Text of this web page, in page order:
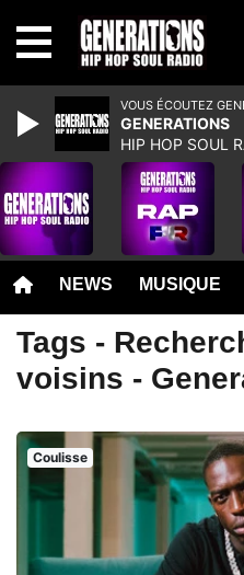
NEWS MUSIQUE
Tags -
voisins -
Coulisse
VOUS ÉCOUTEZ
GENERATIONS
HIP HOP SOUL